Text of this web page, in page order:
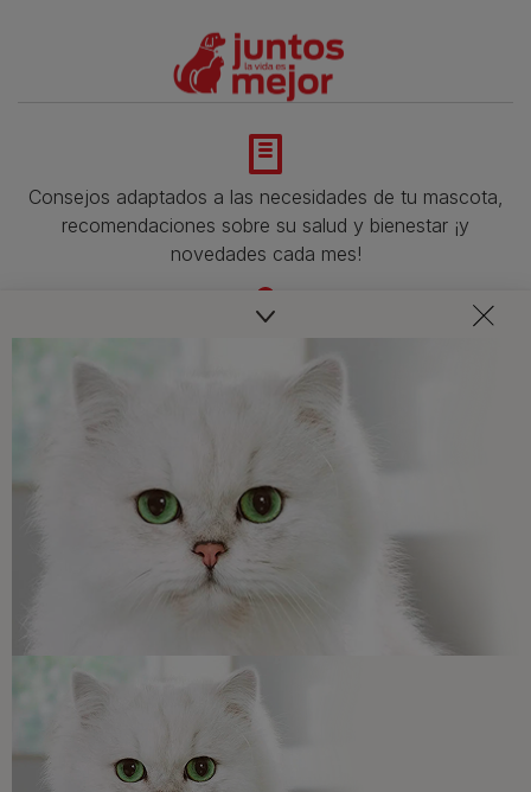
Consejos adaptados a las necesidades de tu mascota,
recomendaciones sobre su salud y bienestar ¡y
novedades cada mes!
para resolver todas tus dudas.​
todas nuestras marcas.​
¡No te lo pierdas, únete a Purina y empieza
a disfrutar ya de las ventajas!​